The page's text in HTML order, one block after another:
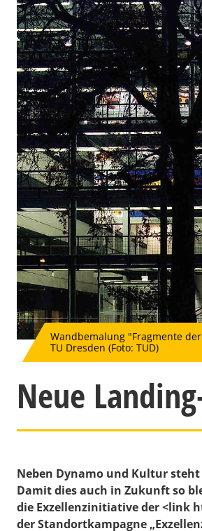
Wandbemalung "Fragmente
TU Dresden (Foto: TUD)
Neue
Neben Dynamo und Kultur
Damit dies auch in Zukunft so
die Exzellenzinitiative der <link
der Standortkampagne